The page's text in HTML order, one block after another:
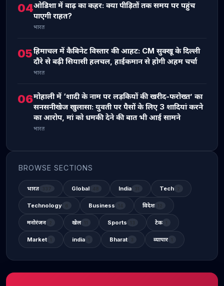
04ओडिशा में बाढ़ का कहर: क्या पीड़ितों तक समय पर पहुंच
पाएगी राहत?
भारत
05हिमाचल में कैबिनेट विस्तार की आहट: CM सुक्खू के दिल्ली
दौरे से बढ़ी सियासी हलचल, हाईकमान से होगी अहम चर्चा
भारत
06मोहाली में ‘शादी के नाम पर लड़कियों की खरीद-फरोख्त’ का
सनसनीखेज खुलासा: युवती पर पैसों के लिए 3 शादियां करने
का आरोप, मां को धमकी देने की बात भी आई सामने
भारत
BROWSE SECTIONS
भारत Global India Tech
Technology Business विदेश
मनोरंजन खेल Sports टेक
Market india Bharat व्यापार